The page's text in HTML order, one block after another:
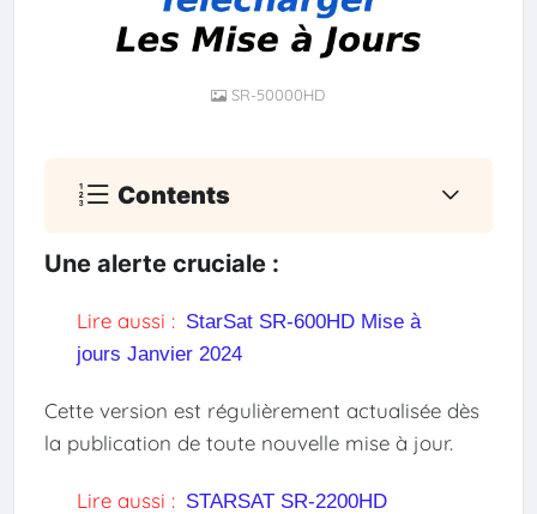
SR-50000HD
Contents
Une alerte cruciale :
Lire aussi : StarSat SR-600HD Mise à
jours Janvier 2024
Cette version est régulièrement actualisée dès
la publication de toute nouvelle mise à jour.
Lire aussi : STARSAT SR-2200HD